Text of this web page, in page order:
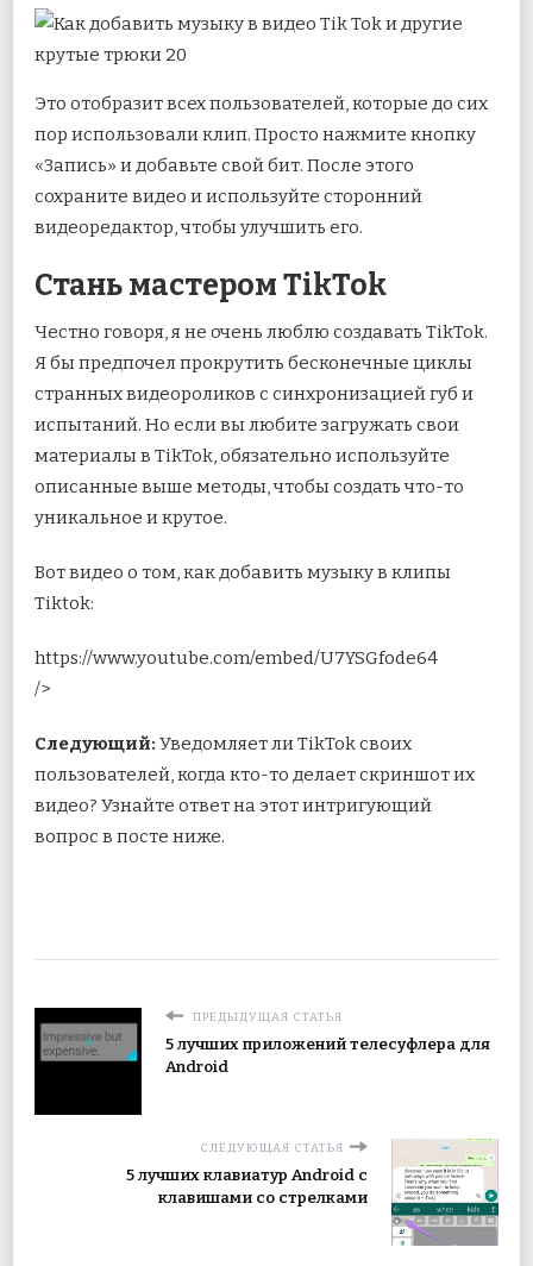
Это отобразит всех пользователей, которые до сих
пор использовали клип. Просто нажмите кнопку
«Запись» и добавьте свой бит. После этого
сохраните видео и используйте сторонний
видеоредактор, чтобы улучшить его.
Стань мастером TikTok
Честно говоря, я не очень люблю создавать TikTok.
Я бы предпочел прокрутить бесконечные циклы
странных видеороликов с синхронизацией губ и
испытаний. Но если вы любите загружать свои
материалы в TikTok, обязательно используйте
описанные выше методы, чтобы создать что-то
уникальное и крутое.
Вот видео о том, как добавить музыку в клипы
Tiktok:
https://www.youtube.com/embed/U7YSGfode64
/>
Следующий: Уведомляет ли TikTok своих
пользователей, когда кто-то делает скриншот их
видео? Узнайте ответ на этот интригующий
вопрос в посте ниже.
ПРЕДЫДУЩАЯ СТАТЬЯ
5 лучших приложений телесуфлера для
Android
СЛЕДУЮЩАЯ СТАТЬЯ
5 лучших клавиатур Android с
клавишами со стрелками